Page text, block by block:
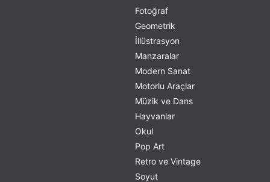
Fotoğraf
Geometrik
İllüstrasyon
Manzaralar
Modern Sanat
Motorlu Araçlar
Müzik ve Dans
Hayvanlar
Okul
Pop Art
Retro ve Vintage
Soyut